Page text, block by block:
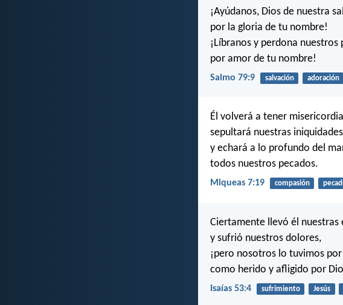
¡Ayúdanos, Dios de nuestra
por la gloria de tu nombre!
¡Líbranos y perdona nuestros
por amor de tu nombre!
Salmo 79:9 salvación adoración
Él volverá a tener
sepultará nuestras iniquidades
y echará a lo profundo del
todos nuestros pecados.
Miqueas 7:19 compasión
Ciertamente llevó él nuestras
y sufrió nuestros dolores,
¡pero nosotros lo tuvimos
como herido y afligido por
Isaías 53:4 sufrimiento Jesús